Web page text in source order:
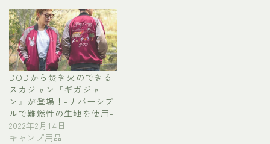
DODから焚き火のできる
スカジャン『ギガジャ
ン』が登場！-リバーシブ
ルで難燃性の生地を使用-
2022年2月14日
キャンプ用品